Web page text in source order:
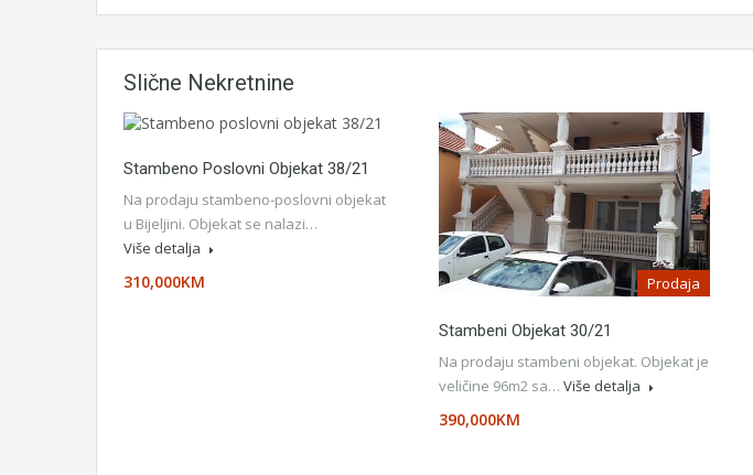
Slične Nekretnine
Stambeno Poslovni Objekat 38/21
Na prodaju stambeno-poslovni objekat
u Bijeljini. Objekat se nalazi…
Više detalja
310,000KM Prodaja
Stambeni Objekat 30/21
Na prodaju stambeni objekat. Objekat je
veličine 96m2 sa… Više detalja
390,000KM